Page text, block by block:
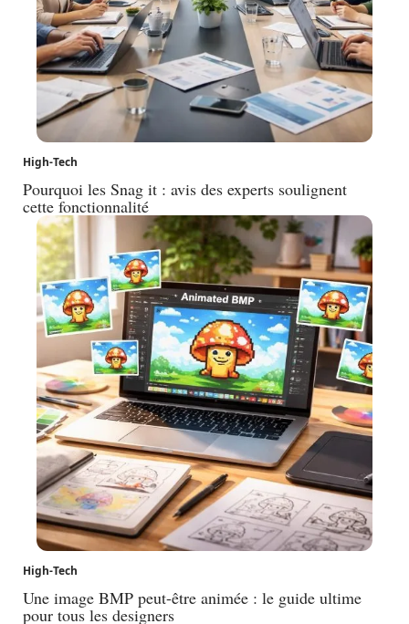
High-Tech
Pourquoi les Snag it : avis des experts soulignent
cette fonctionnalité
High-Tech
Une image BMP peut-être animée : le guide ultime
pour tous les designers